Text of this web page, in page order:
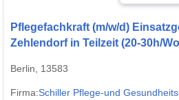
Pflegefachkraft (m/w/d)
Zehlendorf in Teilzeit (20-30h/
Berlin, 13583
Firma:Schiller Pflege-und